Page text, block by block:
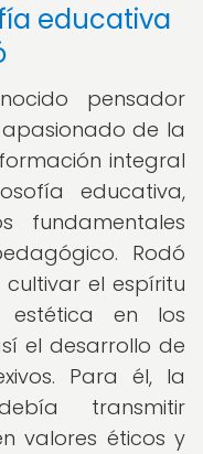
educativa
pensador
de la
integral
educativa,
fundamentales
Rodó
el espíritu
en los
el desarrollo de
Para él, la
transmitir
valores éticos y